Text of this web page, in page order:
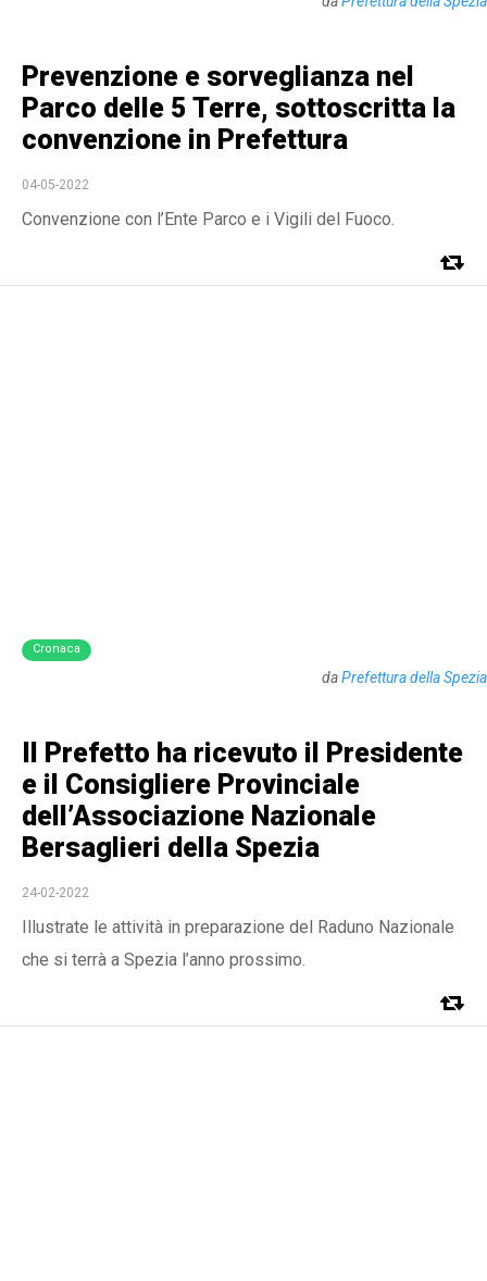
Prevenzione e sorveglianza nel
Parco delle 5 Terre, sottoscritta la
convenzione in Prefettura
04-05-2022
Convenzione con l’Ente Parco e i Vigili del Fuoco.
Cronaca
daPrefettura della Spezia
Il Prefetto ha ricevuto il Presidente
e il Consigliere Provinciale
dell’Associazione Nazionale
Bersaglieri della Spezia
24-02-2022
Illustrate le attività in preparazione del Raduno Nazionale
che si terrà a Spezia l’anno prossimo.